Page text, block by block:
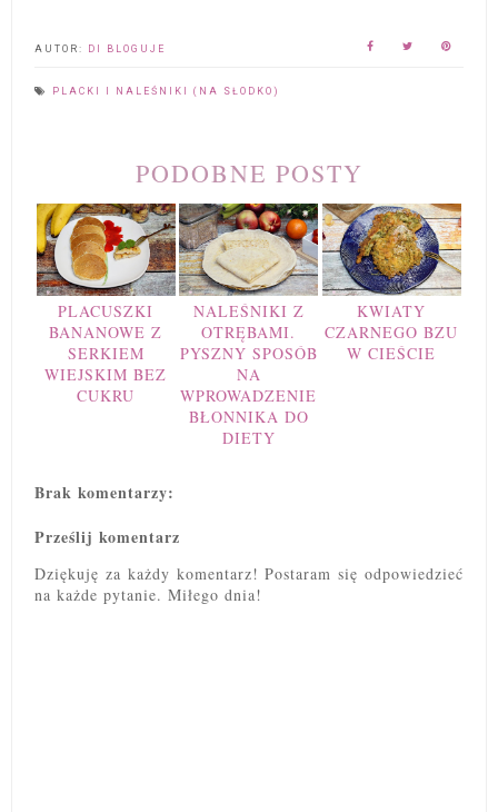
AUTOR: DI BLOGUJE
PLACKI I NALEŚNIKI (NA SŁODKO)
PODOBNE POSTY
PLACUSZKI
BANANOWE Z
SERKIEM
WIEJSKIM BEZ
CUKRU
NALEŚNIKI Z
OTRĘBAMI.
PYSZNY SPOSÓB
NA
WPROWADZENIE
BŁONNIKA DO
DIETY
KWIATY
CZARNEGO BZU
W CIEŚCIE
Brak komentarzy:
Prześlij komentarz
Dziękuję za każdy komentarz! Postaram się odpowiedzieć
na każde pytanie. Miłego dnia!